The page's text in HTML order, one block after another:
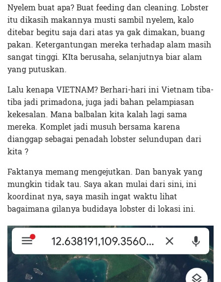
Nyelem buat apa? Buat feeding dan cleaning. Lobster
itu dikasih makannya musti sambil nyelem, kalo
ditebar begitu saja dari atas ya gak dimakan, buang
pakan. Ketergantungan mereka terhadap alam masih
sangat tinggi. KIta berusaha, selanjutnya biar alam
yang putuskan.
Lalu kenapa VIETNAM? Berhari-hari ini Vietnam tiba-
tiba jadi primadona, juga jadi bahan pelampiasan
kekesalan. Mana balbalan kita kalah lagi sama
mereka. Komplet jadi musuh bersama karena
dianggap sebagai penadah lobster selundupan dari
kita ?
Faktanya memang mengejutkan. Dan banyak yang
mungkin tidak tau. Saya akan mulai dari sini, ini
koordinat nya, saya masih ingat waktu lihat
bagaimana gilanya budidaya lobster di lokasi ini.